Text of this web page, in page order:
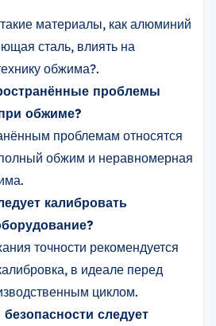
материалы, как алюминий
сталь, влиять на
обжима?.
проблемы
обжиме?
проблемам относятся
обжим и неравномерная
калибровать
точности рекомендуется
в идеале перед
циклом.
следует